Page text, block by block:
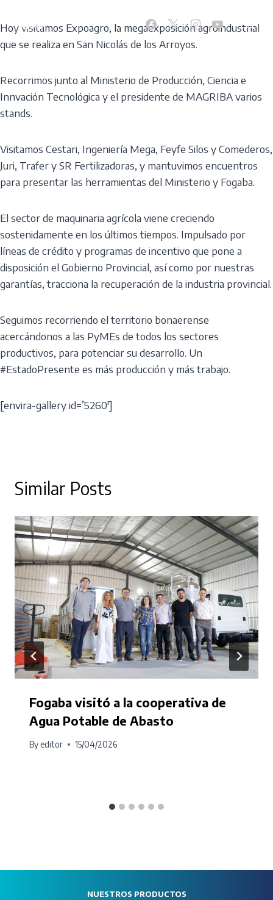
to
content
Hoy visitamos Expoagro, la megaexposición agroindustrial
que se realiza en San Nicolás de los Arroyos.
Recorrimos junto al Ministerio de Producción, Ciencia e
Innvación Tecnológica y el presidente de MAGRIBA varios
stands.
Visitamos Cestari, Ingeniería Mega, Feyfe Silos y Comederos,
Juri, Trafer y SR Fertilizadoras, y mantuvimos encuentros
para presentar las herramientas del Ministerio y Fogaba.
El sector de maquinaria agrícola viene creciendo
sostenidamente en los últimos tiempos. Impulsado por
líneas de crédito y programas de incentivo que pone a
disposición el Gobierno Provincial, así como por nuestras
garantías, tracciona la recuperación de la industria provincial.
Seguimos recorriendo el territorio bonaerense
acercándonos a las PyMEs de todos los sectores
productivos, para potenciar su desarrollo. Un
#EstadoPresente es más producción y más trabajo.
[envira-gallery id=’5260′]
Similar Posts
Fogaba visitó a la cooperativa de
Agua Potable de Abasto
By editor 15/04/2026
NUESTROS PRODUCTOS